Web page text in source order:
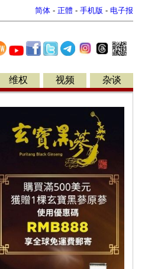
简体 - 正體 - 手机版 - 电子报
维权 视频 杂谈